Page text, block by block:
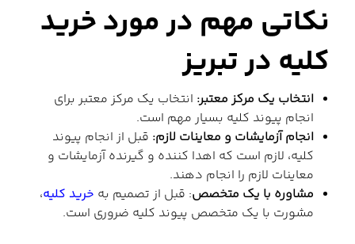
نکاتی مهم در مورد خرید
کلیه در تبریز
انتخاب یک مرکز معتبر: انتخاب یک مرکز معتبر برای
انجام پیوند کلیه بسیار مهم است.
انجام آزمایشات و معاینات لازم: قبل از انجام پیوند
کلیه، لازم است که اهدا کننده و گیرنده آزمایشات و
معاینات لازم را انجام دهند.
مشاوره با یک متخصص: قبل از تصمیم به خرید کلیه،
مشورت با یک متخصص پیوند کلیه ضروری است.